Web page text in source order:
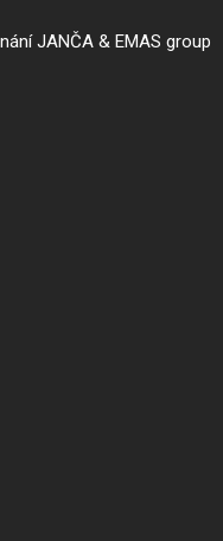
JANČA & EMAS group